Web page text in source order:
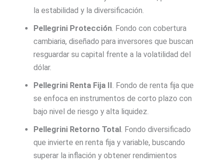
la estabilidad y la diversificación.
Pellegrini Protección. Fondo con cobertura
cambiaria, diseñado para inversores que buscan
resguardar su capital frente a la volatilidad del
dólar.
Pellegrini Renta Fija II . Fondo de renta fija que
se enfoca en instrumentos de corto plazo con
bajo nivel de riesgo y alta liquidez.
Pellegrini Retorno Total. Fondo diversificado
que invierte en renta fija y variable, buscando
superar la inflación y obtener rendimientos